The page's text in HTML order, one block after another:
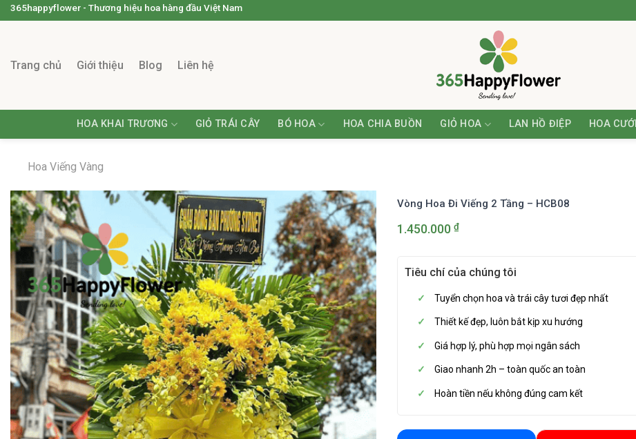
365happyflower - Thương hiệu hoa hàng đầu Việt Nam
Trang chủ Giới thiệu Blog Liên hệ
HOA KHAI TRƯƠNG GIỎ TRÁI CÂY BÓ HOA HOA CHIA BUỒN GIỎ HOA LAN HỒ ĐIỆP HOA CƯỚI
Hoa Viếng Vàng
Vòng Hoa Đi Viếng 2 Tầng – HCB08
1.450.000 ₫
Tiêu chí của chúng tôi
Tuyển chọn hoa và trái cây tươi đẹp nhất
Thiết kế đẹp, luôn bắt kịp xu hướng
Giá hợp lý, phù hợp mọi ngân sách
Giao nhanh 2h – toàn quốc an toàn
Hoàn tiền nếu không đúng cam kết